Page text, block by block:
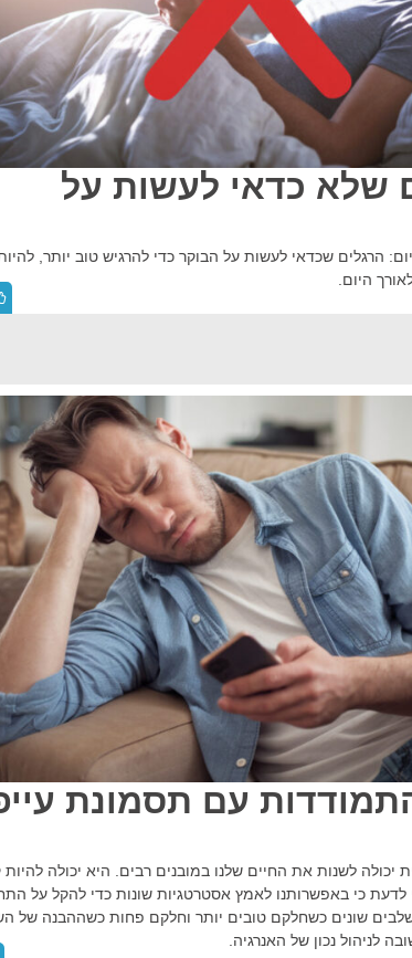
שלא כדאי לעשות על
הרגלים שכדאי לעשות על הבוקר כדי להרגיש טוב יותר,
היום.
עם תסמונת
יכולה לשנות את החיים שלנו במובנים רבים. היא יכולה
כי באפשרותנו לאמץ אסטרטגיות שונות כדי להקל על
שלבים שונים כשחלקם טובים יותר וחלקם פחות כשההבנה של
לניהול נכון של האנרגיה.